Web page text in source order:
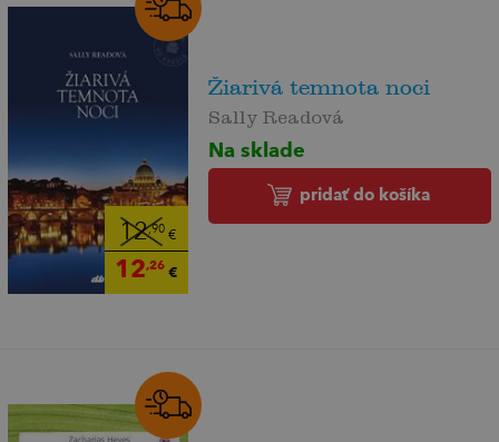
12,90€
12,26€
Žiarivá temnota noci
Sally Readová
Na sklade
pridať do košíka